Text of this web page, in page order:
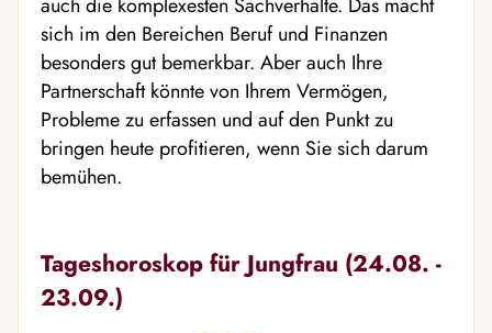
sich im den Bereichen Beruf und Finanzen
besonders gut bemerkbar. Aber auch Ihre
Partnerschaft könnte von Ihrem Vermögen,
Probleme zu erfassen und auf den Punkt zu
bringen heute profitieren, wenn Sie sich darum
bemühen.
Tageshoroskop für Jungfrau (24.08. -
23.09.)